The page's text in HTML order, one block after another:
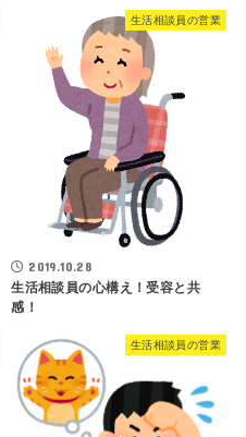
生活相談員の営業
2019.10.28
生活相談員の心構え！受容と共
感！
生活相談員の営業